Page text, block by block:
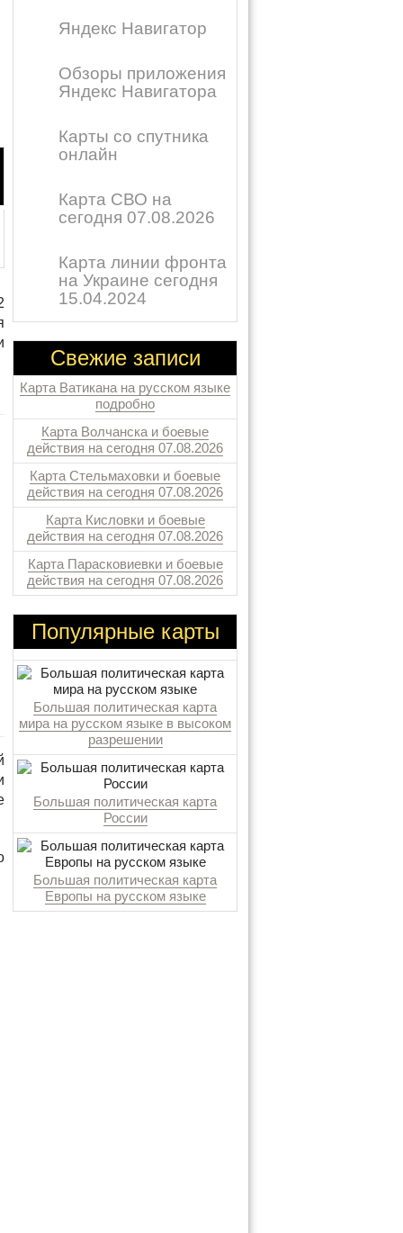
Яндекс Навигатор
Обзоры приложения
Яндекс Навигатора
Карты со спутника
онлайн
Карта СВО на
сегодня 07.08.2026
Карта линии фронта
на Украине сегодня
15.04.2024
Свежие записи
Карта Ватикана на русском языке
подробно
Карта Волчанска и боевые
действия на сегодня 07.08.2026
Карта Стельмаховки и боевые
действия на сегодня 07.08.2026
Карта Кисловки и боевые
действия на сегодня 07.08.2026
Карта Парасковиевки и боевые
действия на сегодня 07.08.2026
Популярные карты
Большая политическая карта
мира на русском языке в высоком
разрешении
Большая политическая карта
России
Большая политическая карта
Европы на русском языке